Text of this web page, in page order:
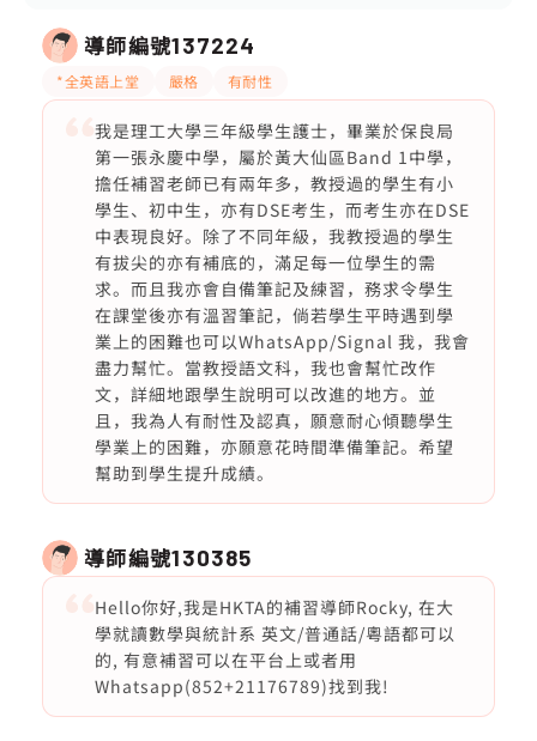
導師編號137224
*全英語上堂 嚴格 有耐性
我是理工大學三年級學生護士，畢業於保良局
第一張永慶中學，屬於黃大仙區Band 1中學，
擔任補習老師已有兩年多，教授過的學生有小
學生、初中生，亦有DSE考生，而考生亦在DSE
中表現良好。除了不同年級，我教授過的學生
有拔尖的亦有補底的，滿足每一位學生的需
求。而且我亦會自備筆記及練習，務求令學生
在課堂後亦有溫習筆記，倘若學生平時遇到學
業上的困難也可以WhatsApp/Signal 我，我會
盡力幫忙。當教授語文科，我也會幫忙改作
文，詳細地跟學生說明可以改進的地方。並
且，我為人有耐性及認真，願意耐心傾聽學生
學業上的困難，亦願意花時間準備筆記。希望
幫助到學生提升成績。
導師編號130385
Hello你好,我是HKTA的補習導師Rocky, 在大
學就讀數學與統計系 英文/普通話/粵語都可以
的, 有意補習可以在平台上或者用
Whatsapp(852+21176789)找到我!